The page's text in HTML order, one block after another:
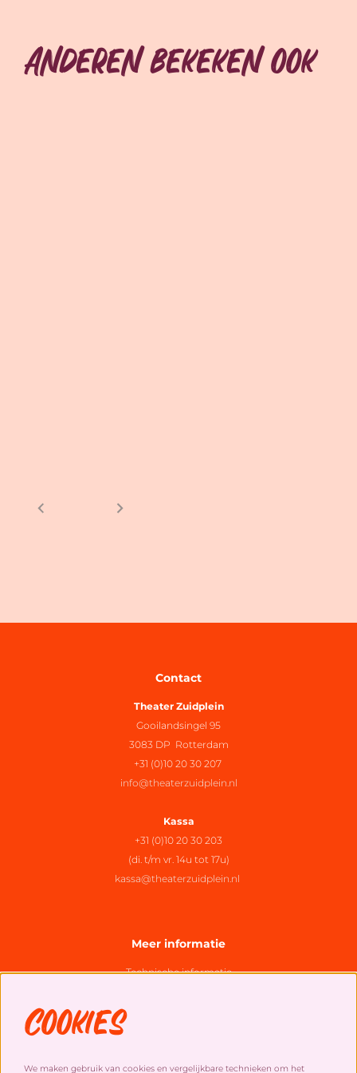
Anderen bekeken ook
Contact
Theater Zuidplein
Gooilandsingel 95
3083 DP Rotterdam
+31 (0)10 20 30 207
info@theaterzuidplein.nl
Kassa
+31 (0)10 20 30 203
(di. t/m vr. 14u tot 17u)
kassa@theaterzuidplein.nl
Meer informatie
Technische informatie
Algemene bezoekersvoorwaarden
Cookies
Cookies
We maken gebruik van cookies en vergelijkbare technieken om het